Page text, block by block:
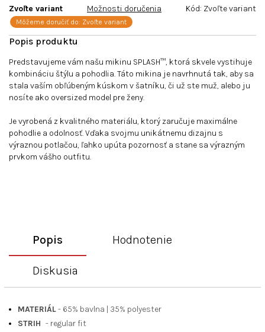
Predstavujeme vám našu mikinu SPLASH™, ktorá skvele vystihuje
kombináciu štýlu a pohodlia. Táto mikina je navrhnutá tak, aby sa
stala vaším obľúbeným kúskom v šatníku, či už ste muž, alebo ju
nosíte ako oversized model pre ženy.
Je vyrobená z kvalitného materiálu, ktorý zaručuje maximálne
pohodlie a odolnosť. Vďaka svojmu unikátnemu dizajnu s
výraznou potlačou, ľahko upúta pozornosť a stane sa výrazným
prvkom vášho outfitu.
Zvoľte variant
Môžeme doručiť do: Zvoľte variant
Možnosti doručenia Kód: Zvoľte variant
Popis Hodnotenie
Diskusia
MATERIÁL- 65% bavlna | 35% polyester
STRIH - regular fit